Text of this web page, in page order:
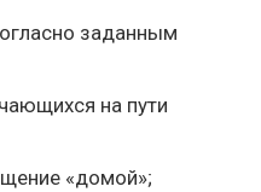
заданным
на пути
«домой»;